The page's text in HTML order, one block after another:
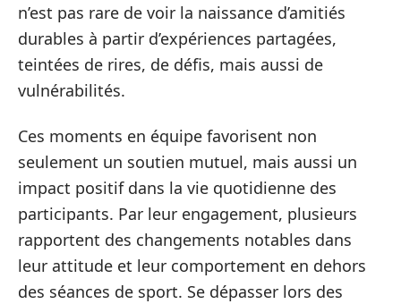
n’est pas rare de voir la naissance d’amitiés
durables à partir d’expériences partagées,
teintées de rires, de défis, mais aussi de
vulnérabilités.
Ces moments en équipe favorisent non
seulement un soutien mutuel, mais aussi un
impact positif dans la vie quotidienne des
participants. Par leur engagement, plusieurs
rapportent des changements notables dans
leur attitude et leur comportement en dehors
des séances de sport. Se dépasser lors des